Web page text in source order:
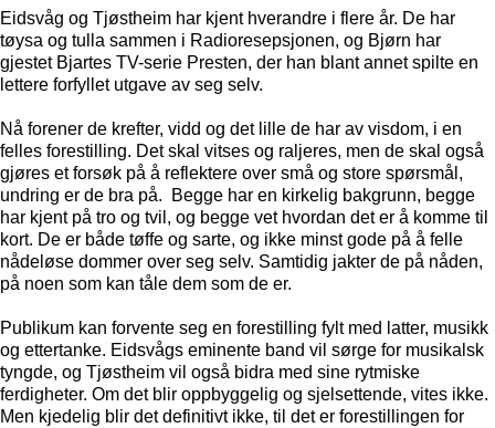
Eidsvåg og Tjøstheim har kjent hverandre i flere år. De har
tøysa og tulla sammen i Radioresepsjonen, og Bjørn har
gjestet Bjartes TV-serie Presten, der han blant annet spilte en
lettere forfyllet utgave av seg selv.
Nå forener de krefter, vidd og det lille de har av visdom, i en
felles forestilling. Det skal vitses og raljeres, men de skal også
gjøres et forsøk på å reflektere over små og store spørsmål,
undring er de bra på. Begge har en kirkelig bakgrunn, begge
har kjent på tro og tvil, og begge vet hvordan det er å komme til
kort. De er både tøffe og sarte, og ikke minst gode på å felle
nådeløse dommer over seg selv. Samtidig jakter de på nåden,
på noen som kan tåle dem som de er.
Publikum kan forvente seg en forestilling fylt med latter, musikk
og ettertanke. Eidsvågs eminente band vil sørge for musikalsk
tyngde, og Tjøstheim vil også bidra med sine rytmiske
ferdigheter. Om det blir oppbyggelig og sjelsettende, vites ikke.
Men kjedelig blir det definitivt ikke, til det er forestillingen for